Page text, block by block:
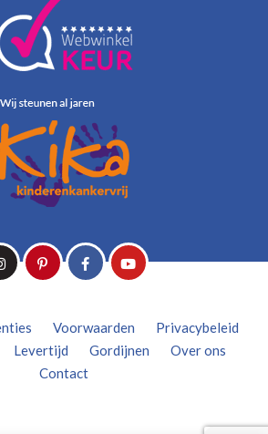
Voorwaarden
Privacybeleid
Levertijd Gordijnen
Over ons
Contact